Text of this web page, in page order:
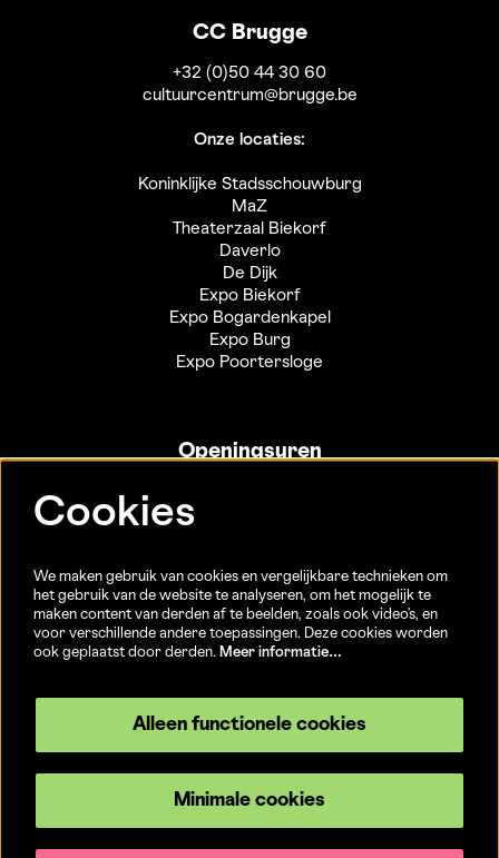
CC Brugge
+32 (0)50 44 30 60
cultuurcentrum@brugge.be
Onze locaties:
Koninklijke Stadsschouwburg
MaZ
Theaterzaal Biekorf
Daverlo
De Dijk
Expo Biekorf
Expo Bogardenkapel
Expo Burg
Expo Poortersloge
Openingsuren
Sint-Jakobsstraat 20
15/08)
© CC Brugge
Cookies
We maken gebruik van cookies en vergelijkbare technieken om
het gebruik van de website te analyseren, om het mogelijk te
maken content van derden af te beelden, zoals ook video’s, en
voor verschillende andere toepassingen. Deze cookies worden
ook geplaatst door derden. Meer informatie…
Alleen functionele cookies
Minimale cookies